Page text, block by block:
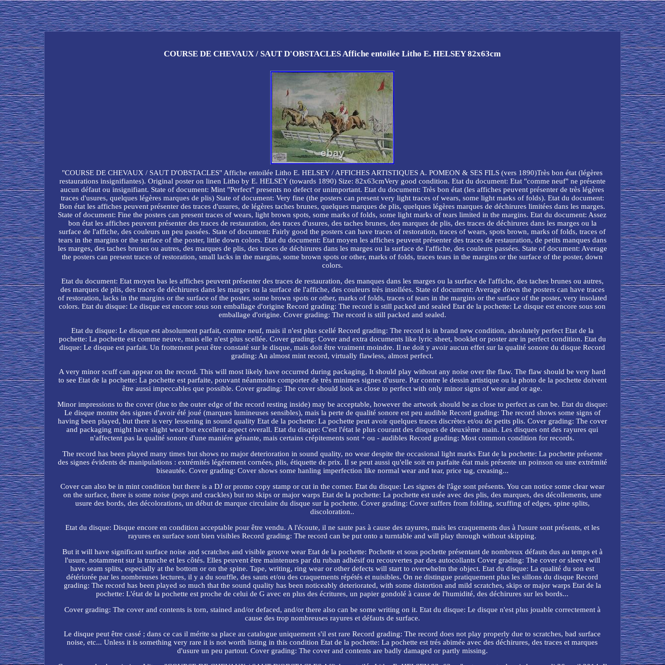
COURSE DE CHEVAUX / SAUT D'OBSTACLES Affiche entoilée Litho E. HELSEY 82x63cm
"COURSE DE CHEVAUX / SAUT D'OBSTACLES" Affiche entoilée Litho E. HELSEY / AFFICHES ARTISTIQUES A. POMEON & SES FILS (vers 1890)Très bon état (légères
restaurations insignifiantes). Original poster on linen Litho by E. HELSEY (towards 1890) Size: 82x63cmVery good condition. Etat du document: Etat "comme neuf" ne présente
aucun défaut ou insignifiant. State of document: Mint "Perfect" presents no defect or unimportant. Etat du document: Très bon état (les affiches peuvent présenter de très légères
traces d'usures, quelques légères marques de plis) State of document: Very fine (the posters can present very light traces of wears, some light marks of folds). Etat du document:
Bon état les affiches peuvent présenter des traces d'usures, de légères taches brunes, quelques marques de plis, quelques légères marques de déchirures limitées dans les marges.
State of document: Fine the posters can present traces of wears, light brown spots, some marks of folds, some light marks of tears limited in the margins. Etat du document: Assez
bon état les affiches peuvent présenter des traces de restauration, des traces d'usures, des taches brunes, des marques de plis, des traces de déchirures dans les marges ou la
surface de l'affiche, des couleurs un peu passées. State of document: Fairly good the posters can have traces of restoration, traces of wears, spots brown, marks of folds, traces of
tears in the margins or the surface of the poster, little down colors. Etat du document: Etat moyen les affiches peuvent présenter des traces de restauration, de petits manques dans
les marges, des taches brunes ou autres, des marques de plis, des traces de déchirures dans les marges ou la surface de l'affiche, des couleurs passées. State of document: Average
the posters can present traces of restoration, small lacks in the margins, some brown spots or other, marks of folds, traces tears in the margins or the surface of the poster, down
colors.
Etat du document: Etat moyen bas les affiches peuvent présenter des traces de restauration, des manques dans les marges ou la surface de l'affiche, des taches brunes ou autres,
des marques de plis, des traces de déchirures dans les marges ou la surface de l'affiche, des couleurs très insollées. State of document: Average down the posters can have traces
of restoration, lacks in the margins or the surface of the poster, some brown spots or other, marks of folds, traces of tears in the margins or the surface of the poster, very insolated
colors. Etat du disque: Le disque est encore sous son emballage d'origine Record grading: The record is still packed and sealed Etat de la pochette: Le disque est encore sous son
emballage d'origine. Cover grading: The record is still packed and sealed.
Etat du disque: Le disque est absolument parfait, comme neuf, mais il n'est plus scellé Record grading: The record is in brand new condition, absolutely perfect Etat de la
pochette: La pochette est comme neuve, mais elle n'est plus scellée. Cover grading: Cover and extra documents like lyric sheet, booklet or poster are in perfect condition. Etat du
disque: Le disque est parfait. Un frottement peut être constaté sur le disque, mais doit être vraiment moindre. Il ne doit y avoir aucun effet sur la qualité sonore du disque Record
grading: An almost mint record, virtually flawless, almost perfect.
A very minor scuff can appear on the record. This will most likely have occurred during packaging, It should play without any noise over the flaw. The flaw should be very hard
to see Etat de la pochette: La pochette est parfaite, pouvant néanmoins comporter de très minimes signes d'usure. Par contre le dessin artistique ou la photo de la pochette doivent
être aussi impeccables que possible. Cover grading: The cover should look as close to perfect with only minor signs of wear and or age.
Minor impressions to the cover (due to the outer edge of the record resting inside) may be acceptable, however the artwork should be as close to perfect as can be. Etat du disque:
Le disque montre des signes d'avoir été joué (marques lumineuses sensibles), mais la perte de qualité sonore est peu audible Record grading: The record shows some signs of
having been played, but there is very lessening in sound quality Etat de la pochette: La pochette peut avoir quelques traces discrètes et/ou de petits plis. Cover grading: The cover
and packaging might have slight wear but excellent aspect overall. Etat du disque: C'est l'état le plus courant des disques de deuxième main. Les disques ont des rayures qui
n'affectent pas la qualité sonore d'une maniére génante, mais certains crépitements sont + ou - audibles Record grading: Most common condition for records.
The record has been played many times but shows no major deterioration in sound quality, no wear despite the occasional light marks Etat de la pochette: La pochette présente
des signes évidents de manipulations : extrémités légérement cornées, plis, étiquette de prix. Il se peut aussi qu'elle soit en parfaite état mais présente un poinson ou une extrémité
biseautée. Cover grading: Cover shows some hanling imperfection like normal wear and tear, price tag, creasing...
Cover can also be in mint condition but there is a DJ or promo copy stamp or cut in the corner. Etat du disque: Les signes de l'âge sont présents. You can notice some clear wear
on the surface, there is some noise (pops and crackles) but no skips or major warps Etat de la pochette: La pochette est usée avec des plis, des marques, des décollements, une
usure des bords, des décolorations, un début de marque circulaire du disque sur la pochette. Cover grading: Cover suffers from folding, scuffing of edges, spine splits,
discoloration..
Etat du disque: Disque encore en condition acceptable pour être vendu. A l'écoute, il ne saute pas à cause des rayures, mais les craquements dus à l'usure sont présents, et les
rayures en surface sont bien visibles Record grading: The record can be put onto a turntable and will play through without skipping.
But it will have significant surface noise and scratches and visible groove wear Etat de la pochette: Pochette et sous pochette présentant de nombreux défauts dus au temps et à
l'usure, notamment sur la tranche et les côtés. Elles peuvent être maintenues par du ruban adhésif ou recouvertes par des autocollants Cover grading: The cover or sleeve will
have seam splits, especially at the bottom or on the spine. Tape, writing, ring wear or other defects will start to overwhelm the object. Etat du disque: La qualité du son est
détériorée par les nombreuses lectures, il y a du souffle, des sauts et/ou des craquements répétés et nuisibles. On ne distingue pratiquement plus les sillons du disque Record
grading: The record has been played so much that the sound quality has been noticeably deteriorated, with some distortion and mild scratches, skips or major warps Etat de la
pochette: L'état de la pochette est proche de celui de G avec en plus des écritures, un papier gondolé à cause de l'humidité, des déchirures sur les bords...
Cover grading: The cover and contents is torn, stained and/or defaced, and/or there also can be some writing on it. Etat du disque: Le disque n'est plus jouable correctement à
cause des trop nombreuses rayures et défauts de surface.
Le disque peut être cassé ; dans ce cas il mérite sa place au catalogue uniquement s'il est rare Record grading: The record does not play properly due to scratches, bad surface
noise, etc... Unless it is something very rare it is not worth listing in this condition Etat de la pochette: La pochette est trés abimée avec des déchirures, des traces et marques
d'usure un peu partout. Cover grading: The cover and contents are badly damaged or partly missing.